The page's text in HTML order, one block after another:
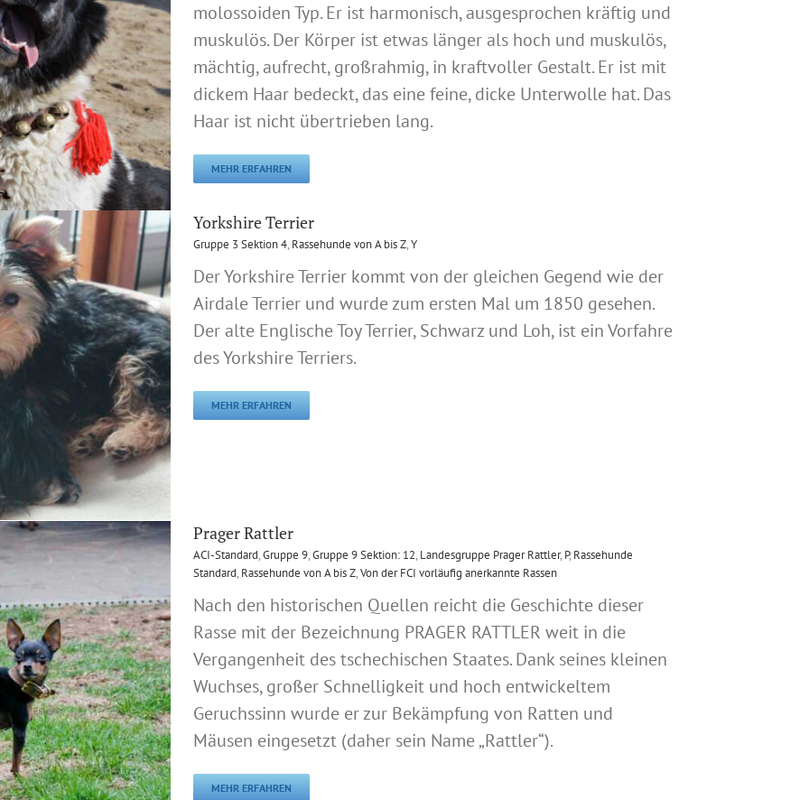
molossoiden Typ. Er ist harmonisch, ausgesprochen kräftig und
muskulös. Der Körper ist etwas länger als hoch und muskulös,
mächtig, aufrecht, großrahmig, in kraftvoller Gestalt. Er ist mit
dickem Haar bedeckt, das eine feine, dicke Unterwolle hat. Das
Haar ist nicht übertrieben lang.
MEHR ERFAHREN
Yorkshire Terrier
Gruppe 3 Sektion 4, Rassehunde von A bis Z,Y
Der Yorkshire Terrier kommt von der gleichen Gegend wie der
Airdale Terrier und wurde zum ersten Mal um 1850 gesehen.
Der alte Englische Toy Terrier, Schwarz und Loh, ist ein Vorfahre
des Yorkshire Terriers.
MEHR ERFAHREN
Prager Rattler
ACI-Standard,Gruppe 9,Gruppe 9 Sektion: 12, Landesgruppe Prager Rattler, P, Rassehunde
Standard, Rassehunde von A bis Z,Von der FCI vorläufig anerkannte Rassen
Nach den historischen Quellen reicht die Geschichte dieser
Rasse mit der Bezeichnung PRAGER RATTLER weit in die
Vergangenheit des tschechischen Staates. Dank seines kleinen
Wuchses, großer Schnelligkeit und hoch entwickeltem
Geruchssinn wurde er zur Bekämpfung von Ratten und
Mäusen eingesetzt (daher sein Name „Rattler“).
MEHR ERFAHREN